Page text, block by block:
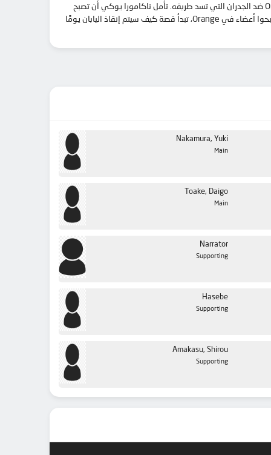
قصة كيف تنمو روح ثلاثة من رجال الإطفاء الشباب المقدر لهم إنقاذ اليابان! يحترق Toake Daigo بموهبة رائعة وتصميم لا مثيل له. يكافح Onoda Shun ضد الجدران التي تسد طريقه. تأمل ناكامورا يوكي أن تصبح
واحدة من الأعضاء القلائل في فيلق الإنقاذ الخاص المعروف باسم “أورانج”. عندما يجتمع رجال الإطفاء الشباب الثلاثة الذين يشتركون في هدف أن يصبحوا أعضاء في Orange، تبدأ قصة كيف سيتم إنقاذ اليابان يومًا
Nakamura, Yuki
Main
Toake, Daigo
Main
Narrator
Supporting
Hasebe
Supporting
Amakasu, Shirou
Supporting